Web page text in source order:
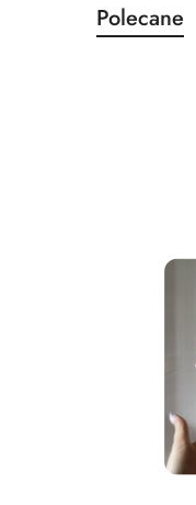
Pomiń karuzelę
Produkty
o
Polecane